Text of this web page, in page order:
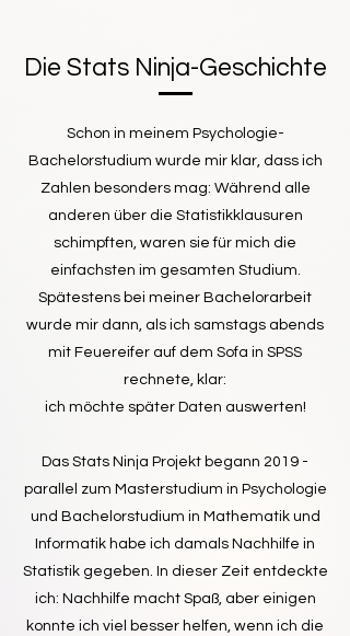
Die Stats Ninja-Geschichte
Schon in meinem Psychologie-
Bachelorstudium wurde mir klar, dass ich
Zahlen besonders mag: Während alle
anderen über die Statistikklausuren
schimpften, waren sie für mich die
einfachsten im gesamten Studium.
Spätestens bei meiner Bachelorarbeit
wurde mir dann, als ich samstags abends
mit Feuereifer auf dem Sofa in SPSS
rechnete, klar:
ich möchte später Daten auswerten!
Das Stats Ninja Projekt begann 2019 -
parallel zum Masterstudium in Psychologie
und Bachelorstudium in Mathematik und
Informatik habe ich damals Nachhilfe in
Statistik gegeben. In dieser Zeit entdeckte
ich: Nachhilfe macht Spaß, aber einigen
konnte ich viel besser helfen, wenn ich die